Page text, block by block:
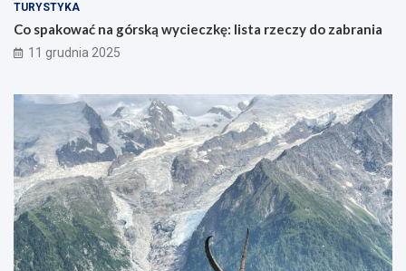
TURYSTYKA
Co spakować na górską wycieczkę: lista rzeczy do zabrania
11 grudnia 2025